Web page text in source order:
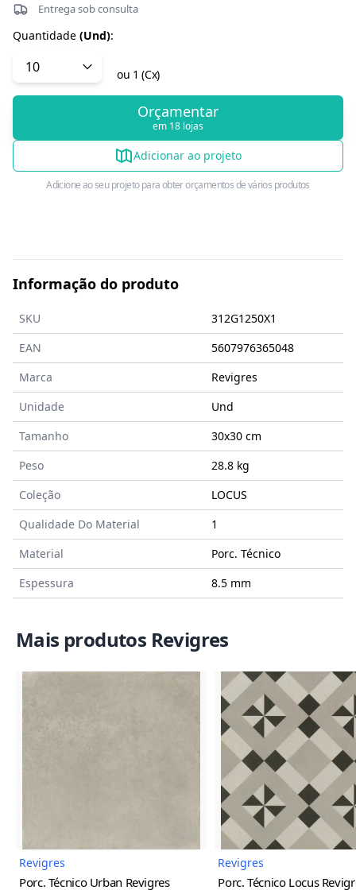
Entrega sob consulta
Quantidade (Und):
ou 1 (Cx)
Orçamentar
em 18 lojas
Adicionar ao projeto
Adicione ao seu projeto para obter orçamentos de vários produtos
Informação do produto
SKU
312G1250X1
EAN
5607976365048
Marca
Revigres
Unidade
Und
Tamanho
30x30 cm
Peso
28.8 kg
Coleção
LOCUS
Qualidade Do Material
1
Material
Porc. Técnico
Espessura
8.5 mm
Mais produtos Revigres
Imagem do Produto
Revigres
Porc. Técnico Urban Revigres
Revigres
Porc. Técnico Locus